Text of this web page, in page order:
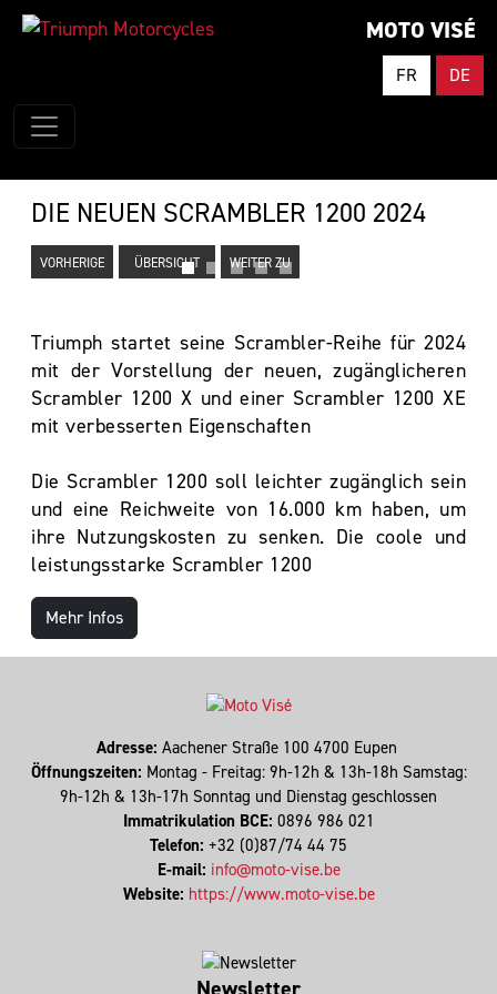
MOTO VISÉ
FR DE
DIE NEUEN SCRAMBLER 1200 2024
VORHERIGE ÜBERSICHT WEITER ZU
Triumph startet seine Scrambler-Reihe für 2024
mit der Vorstellung der neuen, zugänglicheren
Scrambler 1200 X und einer Scrambler 1200 XE
mit verbesserten Eigenschaften
Die Scrambler 1200 soll leichter zugänglich sein
und eine Reichweite von 16.000 km haben, um
ihre Nutzungskosten zu senken. Die coole und
leistungsstarke Scrambler 1200
Mehr Infos
Adresse: Aachener Straße 100 4700 Eupen
Öffnungszeiten: Montag - Freitag: 9h-12h & 13h-18h Samstag:
9h-12h & 13h-17h Sonntag und Dienstag geschlossen
Immatrikulation BCE: 0896 986 021
Telefon: +32 (0)87/74 44 75
E-mail: info@moto-vise.be
Website: https://www.moto-vise.be
Newsletter